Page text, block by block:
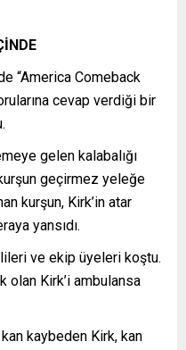
“America Comeback
cevap verdiği bir
gelen kalabalığı
geçirmez yeleğe
kurşun, Kirk’in atar
yansıdı.
ve ekip üyeleri koştu.
olan Kirk’i ambulansa
kaybeden Kirk, kan